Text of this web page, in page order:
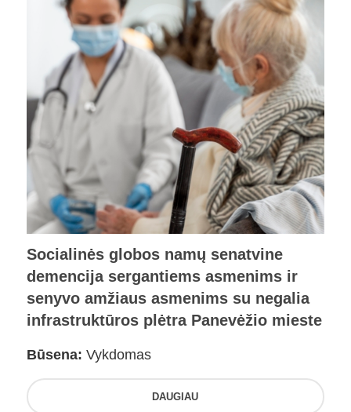
Socialinės globos namų senatvine
demencija sergantiems asmenims ir
senyvo amžiaus asmenims su negalia
infrastruktūros plėtra Panevėžio mieste
Būsena: Vykdomas
DAUGIAU